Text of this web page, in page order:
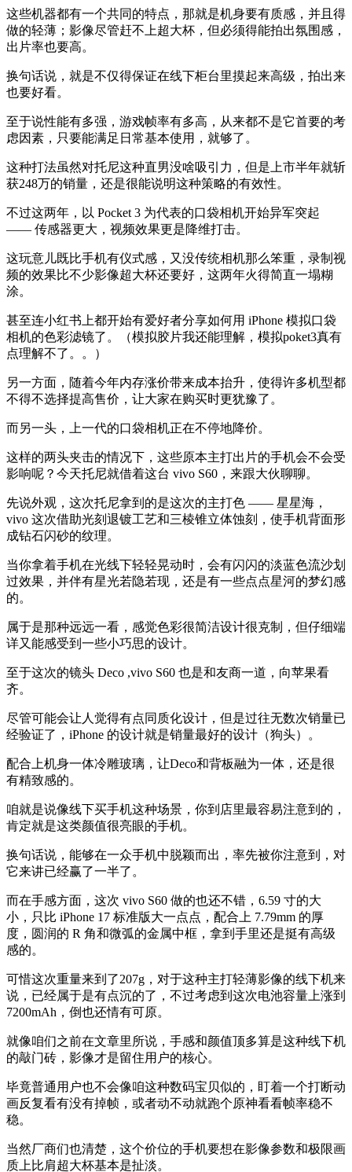
这些机器都有一个共同的特点，那就是机身要有质感，并且得
做的轻薄；影像尽管赶不上超大杯，但必须得能拍出氛围感，
出片率也要高。
换句话说，就是不仅得保证在线下柜台里摸起来高级，拍出来
也要好看。
至于说性能有多强，游戏帧率有多高，从来都不是它首要的考
虑因素，只要能满足日常基本使用，就够了。
这种打法虽然对托尼这种直男没啥吸引力，但是上市半年就斩
获248万的销量，还是很能说明这种策略的有效性。
不过这两年，以 Pocket 3 为代表的口袋相机开始异军突起
—— 传感器更大，视频效果更是降维打击。
这玩意儿既比手机有仪式感，又没传统相机那么笨重，录制视
频的效果比不少影像超大杯还要好，这两年火得简直一塌糊
涂。
甚至连小红书上都开始有爱好者分享如何用 iPhone 模拟口袋
相机的色彩滤镜了。（模拟胶片我还能理解，模拟poket3真有
点理解不了。。）
另一方面，随着今年内存涨价带来成本抬升，使得许多机型都
不得不选择提高售价，让大家在购买时更犹豫了。
而另一头，上一代的口袋相机正在不停地降价。
这样的两头夹击的情况下，这些原本主打出片的手机会不会受
影响呢？今天托尼就借着这台 vivo S60，来跟大伙聊聊。
先说外观，这次托尼拿到的是这次的主打色 —— 星星海，
vivo 这次借助光刻退镀工艺和三棱锥立体蚀刻，使手机背面形
成钻石闪砂的纹理。
当你拿着手机在光线下轻轻晃动时，会有闪闪的淡蓝色流沙划
过效果，并伴有星光若隐若现，还是有一些点点星河的梦幻感
的。
属于是那种远远一看，感觉色彩很简洁设计很克制，但仔细端
详又能感受到一些小巧思的设计。
至于这次的镜头 Deco ,vivo S60 也是和友商一道，向苹果看
齐。
尽管可能会让人觉得有点同质化设计，但是过往无数次销量已
经验证了，iPhone 的设计就是销量最好的设计（狗头）。
配合上机身一体冷雕玻璃，让Deco和背板融为一体，还是很
有精致感的。
咱就是说像线下买手机这种场景，你到店里最容易注意到的，
肯定就是这类颜值很亮眼的手机。
换句话说，能够在一众手机中脱颖而出，率先被你注意到，对
它来讲已经赢了一半了。
而在手感方面，这次 vivo S60 做的也还不错，6.59 寸的大
小，只比 iPhone 17 标准版大一点点，配合上 7.79mm 的厚
度，圆润的 R 角和微弧的金属中框，拿到手里还是挺有高级
感的。
可惜这次重量来到了207g，对于这种主打轻薄影像的线下机来
说，已经属于是有点沉的了，不过考虑到这次电池容量上涨到
7200mAh，倒也还情有可原。
就像咱们之前在文章里所说，手感和颜值顶多算是这种线下机
的敲门砖，影像才是留住用户的核心。
毕竟普通用户也不会像咱这种数码宝贝似的，盯着一个打断动
画反复看有没有掉帧，或者动不动就跑个原神看看帧率稳不
稳。
当然厂商们也清楚，这个价位的手机要想在影像参数和极限画
质上比肩超大杯基本是扯淡。